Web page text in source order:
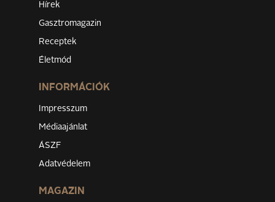
Hírek
Gasztromagazin
Receptek
Életmód
INFORMÁCIÓK
Impresszum
Médiaajánlat
ÁSZF
Adatvédelem
MAGAZIN